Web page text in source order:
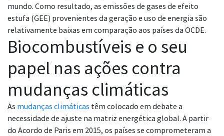
mundo. Como resultado, as emissões de gases de efeito
estufa (GEE) provenientes da geração e uso de energia são
relativamente baixas em comparação aos países da OCDE.
Biocombustíveis e o seu
papel nas ações contra
mudanças climáticas
As mudanças climáticas têm colocado em debate a
necessidade de ajuste na matriz energética global. A partir
do Acordo de Paris em 2015, os países se comprometeram a